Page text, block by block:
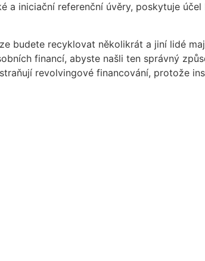
a iniciační referenční úvěry, poskytuje
budete recyklovat několikrát a jiní lidé
financí, abyste našli ten správný
revolvingové financování, protože